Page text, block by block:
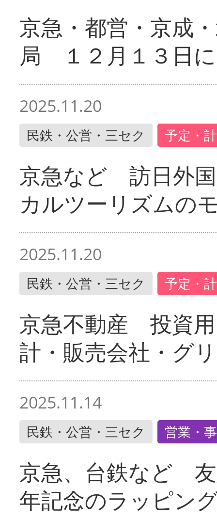
京急・都営・京成
局 １２月１３日
2025.11.20
民鉄・公営・三セク 予定・
京急など 訪日外
カルツーリズムの
2025.11.20
民鉄・公営・三セク 予定・
京急不動産 投資
計・販売会社・グ
2025.11.14
民鉄・公営・三セク 営業・
京急、台鉄など
年記念のラッピン